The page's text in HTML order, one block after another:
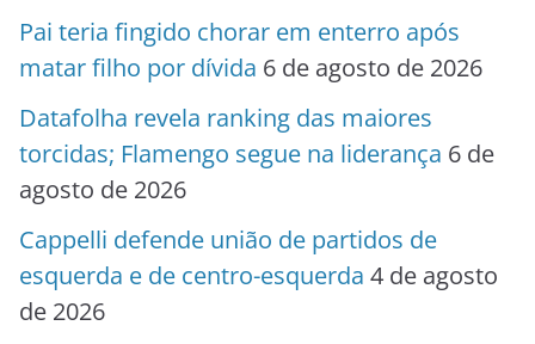
Pai teria fingido chorar em enterro após
matar filho por dívida 6 de agosto de 2026
Datafolha revela ranking das maiores
torcidas; Flamengo segue na liderança 6 de
agosto de 2026
Cappelli defende união de partidos de
esquerda e de centro-esquerda 4 de agosto
de 2026